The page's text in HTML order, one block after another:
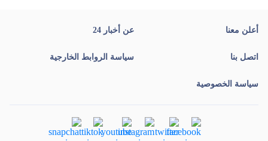
أعلن معنا عن أخبار 24
اتصل بنا سياسة الروابط الخارجية
سياسة الخصوصية